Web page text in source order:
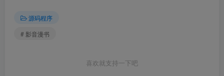
源码程序
# 影音漫书
喜欢就支持一下吧